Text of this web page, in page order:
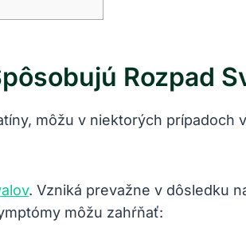
Rozpad
môžu v niektorých
. Vzniká prevažne v dôsledku
môžu zahŕňať: